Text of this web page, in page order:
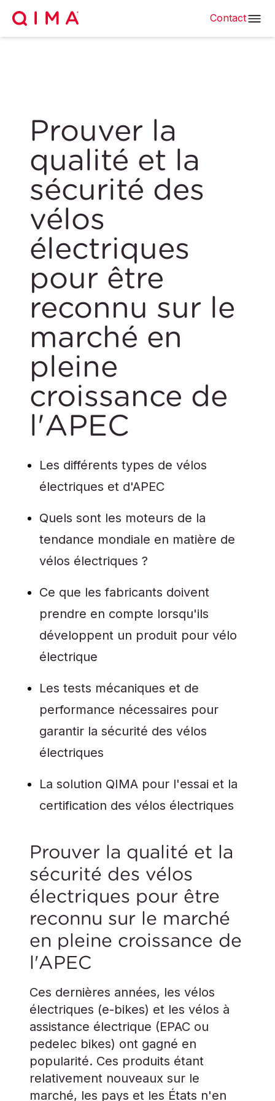
Contact
Prouver la
qualité et la
sécurité des
vélos
électriques
pour être
reconnu sur le
marché en
pleine
croissance de
l'APEC
Les différents types de vélos
électriques et d'APEC
Quels sont les moteurs de la
tendance mondiale en matière de
vélos électriques ?
Ce que les fabricants doivent
prendre en compte lorsqu'ils
développent un produit pour vélo
électrique
Les tests mécaniques et de
performance nécessaires pour
garantir la sécurité des vélos
électriques
La solution QIMA pour l'essai et la
certification des vélos électriques
Prouver la qualité et la
sécurité des vélos
électriques pour être
reconnu sur le marché
en pleine croissance de
l'APEC
Ces dernières années, les vélos
électriques (e-bikes) et les vélos à
assistance électrique (EPAC ou
pedelec bikes) ont gagné en
popularité. Ces produits étant
relativement nouveaux sur le
marché, les pays et les États n'en